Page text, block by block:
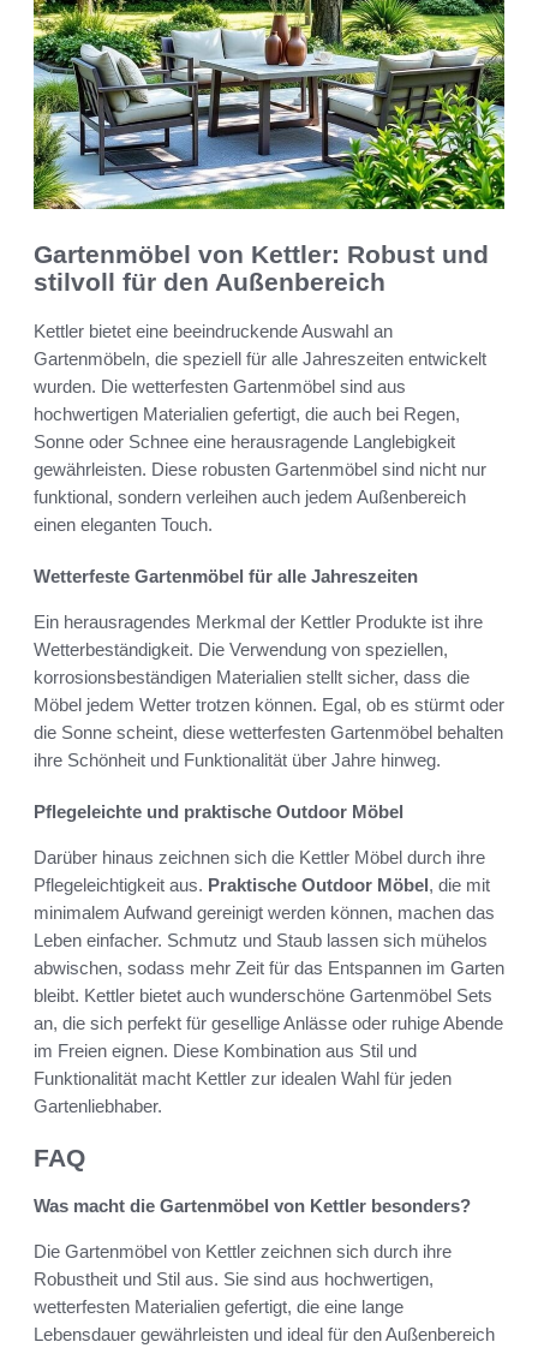
Gartenmöbel von Kettler: Robust und
stilvoll für den Außenbereich
Kettler bietet eine beeindruckende Auswahl an
Gartenmöbeln, die speziell für alle Jahreszeiten entwickelt
wurden. Die wetterfesten Gartenmöbel sind aus
hochwertigen Materialien gefertigt, die auch bei Regen,
Sonne oder Schnee eine herausragende Langlebigkeit
gewährleisten. Diese robusten Gartenmöbel sind nicht nur
funktional, sondern verleihen auch jedem Außenbereich
einen eleganten Touch.
Wetterfeste Gartenmöbel für alle Jahreszeiten
Ein herausragendes Merkmal der Kettler Produkte ist ihre
Wetterbeständigkeit. Die Verwendung von speziellen,
korrosionsbeständigen Materialien stellt sicher, dass die
Möbel jedem Wetter trotzen können. Egal, ob es stürmt oder
die Sonne scheint, diese wetterfesten Gartenmöbel behalten
ihre Schönheit und Funktionalität über Jahre hinweg.
Pflegeleichte und praktische Outdoor Möbel
Darüber hinaus zeichnen sich die Kettler Möbel durch ihre
Pflegeleichtigkeit aus. Praktische Outdoor Möbel, die mit
minimalem Aufwand gereinigt werden können, machen das
Leben einfacher. Schmutz und Staub lassen sich mühelos
abwischen, sodass mehr Zeit für das Entspannen im Garten
bleibt. Kettler bietet auch wunderschöne Gartenmöbel Sets
an, die sich perfekt für gesellige Anlässe oder ruhige Abende
im Freien eignen. Diese Kombination aus Stil und
Funktionalität macht Kettler zur idealen Wahl für jeden
Gartenliebhaber.
FAQ
Was macht die Gartenmöbel von Kettler besonders?
Die Gartenmöbel von Kettler zeichnen sich durch ihre
Robustheit und Stil aus. Sie sind aus hochwertigen,
wetterfesten Materialien gefertigt, die eine lange
Lebensdauer gewährleisten und ideal für den Außenbereich